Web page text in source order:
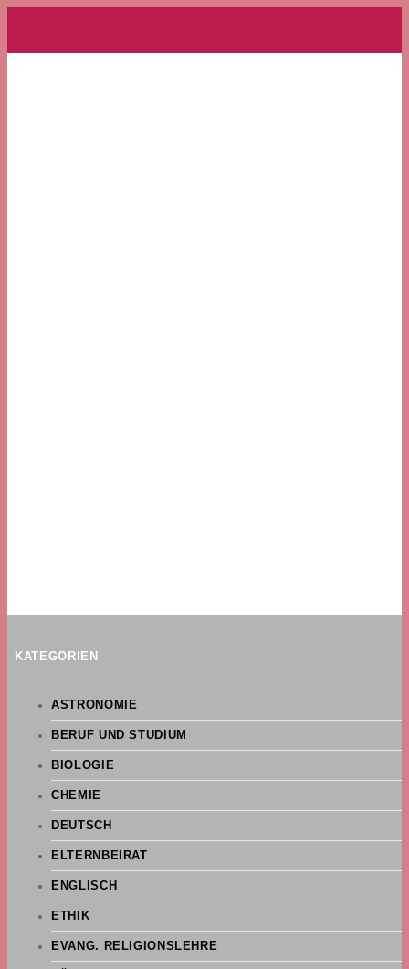
KATEGORIEN
ASTRONOMIE
BERUF UND STUDIUM
BIOLOGIE
CHEMIE
DEUTSCH
ELTERNBEIRAT
ENGLISCH
ETHIK
EVANG. RELIGIONSLEHRE